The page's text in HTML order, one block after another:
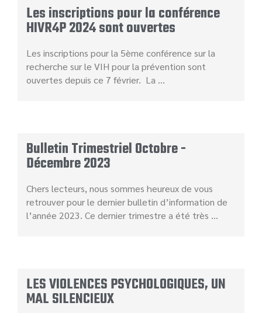
Les inscriptions pour la conférence
HIVR4P 2024 sont ouvertes
Les inscriptions pour la 5ème conférence sur la
recherche sur le VIH pour la prévention sont
ouvertes depuis ce 7 février. La …
Bulletin Trimestriel Octobre -
Décembre 2023
Chers lecteurs, nous sommes heureux de vous
retrouver pour le dernier bulletin d’information de
l’année 2023. Ce dernier trimestre a été très …
LES VIOLENCES PSYCHOLOGIQUES, UN
MAL SILENCIEUX